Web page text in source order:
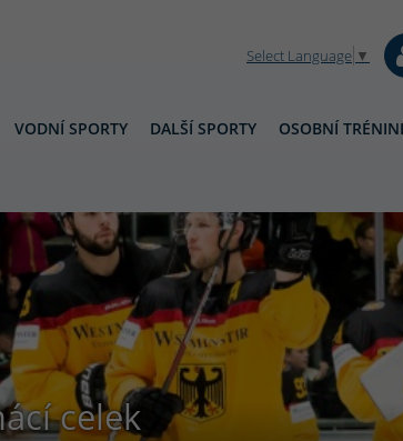
Select Language ▼
VODNÍ SPORTY DALŠÍ SPORTY OSOBNÍ
celek